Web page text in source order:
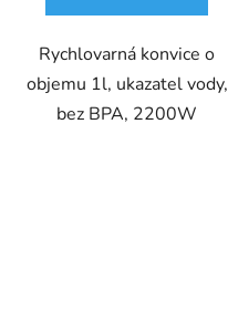
Rychlovarná konvice o
objemu 1l, ukazatel vody,
bez BPA, 2200W